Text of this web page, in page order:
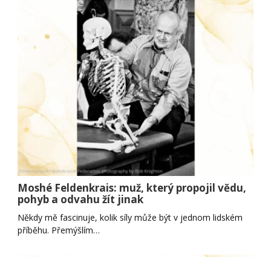
Moshé Feldenkrais: muž, který propojil vědu,
pohyb a odvahu žít jinak
Někdy mě fascinuje, kolik síly může být v jednom lidském
příběhu. Přemýšlím…